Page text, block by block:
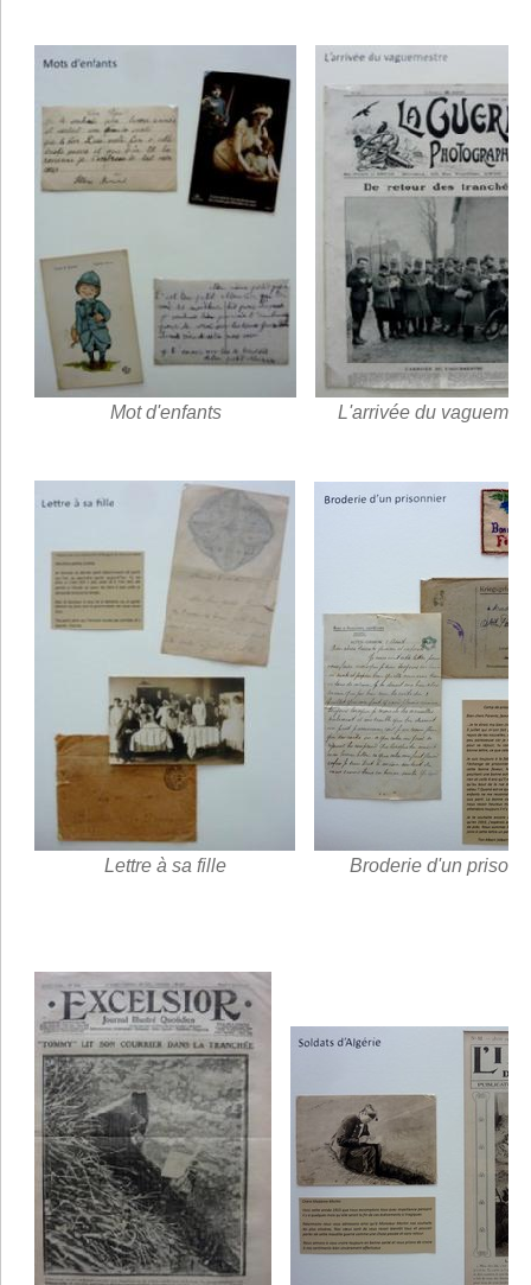
Mot d'enfants L'arrivée du
Lettre à sa fille Broderie d'un